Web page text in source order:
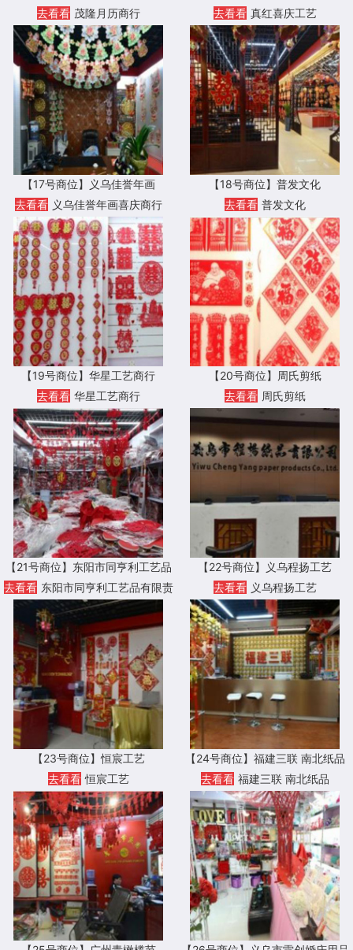
去看看 茂隆月历商行
去看看 真红喜庆工艺
【17号商位】义乌佳誉年画
去看看 义乌佳誉年画喜庆商行
【18号商位】普发文化
去看看 普发文化
【19号商位】华星工艺商行
去看看 华星工艺商行
【20号商位】周氏剪纸
去看看 周氏剪纸
【21号商位】东阳市同亨利工艺品
有限责任公司
去看看 东阳市同亨利工艺品有限责
任公司
【22号商位】义乌程扬工艺
去看看 义乌程扬工艺
【23号商位】恒宸工艺
去看看 恒宸工艺
【24号商位】福建三联 南北纸品
去看看 福建三联 南北纸品